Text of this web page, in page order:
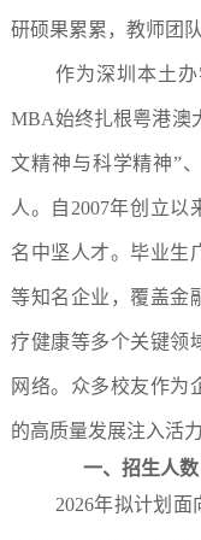
研硕果累累，教师团
作为深圳本土
MBA始终扎根粤港澳
文精神与科学精神”
人。自2007年创立以
名中坚人才。毕业生
等知名企业，覆盖金
疗健康等多个关键领
网络。众多校友作为
的高质量发展注入活
一、招生人数
2026年拟计划面